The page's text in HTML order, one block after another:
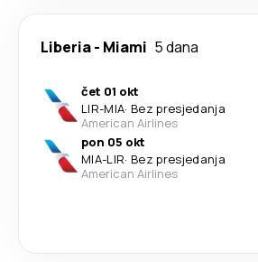
Liberia- Miami 5 dana
čet 01 okt
LIR-MIA· Bez presjedanja
American Airlines
pon 05 okt
MIA-LIR· Bez presjedanja
American Airlines